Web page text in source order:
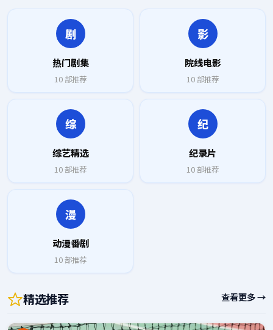
剧
热门剧集
10部推荐
影
院线电影
10部推荐
综
综艺精选
10部推荐
纪
纪录片
10部推荐
漫
动漫番剧
10部推荐
精选推荐 查看更多 →